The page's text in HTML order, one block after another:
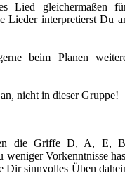
Lied gleichermaßen
Lieder interpretierst Du
beim Planen
nicht in dieser Gruppe!
die Griffe D, A, E,
Vorkenntnisse
Dir sinnvolles Üben